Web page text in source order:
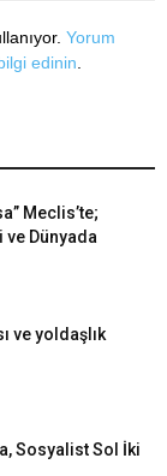
Yorum
edinin.
Meclis’te;
ve Dünyada
ve yoldaşlık
Sosyalist Sol İki